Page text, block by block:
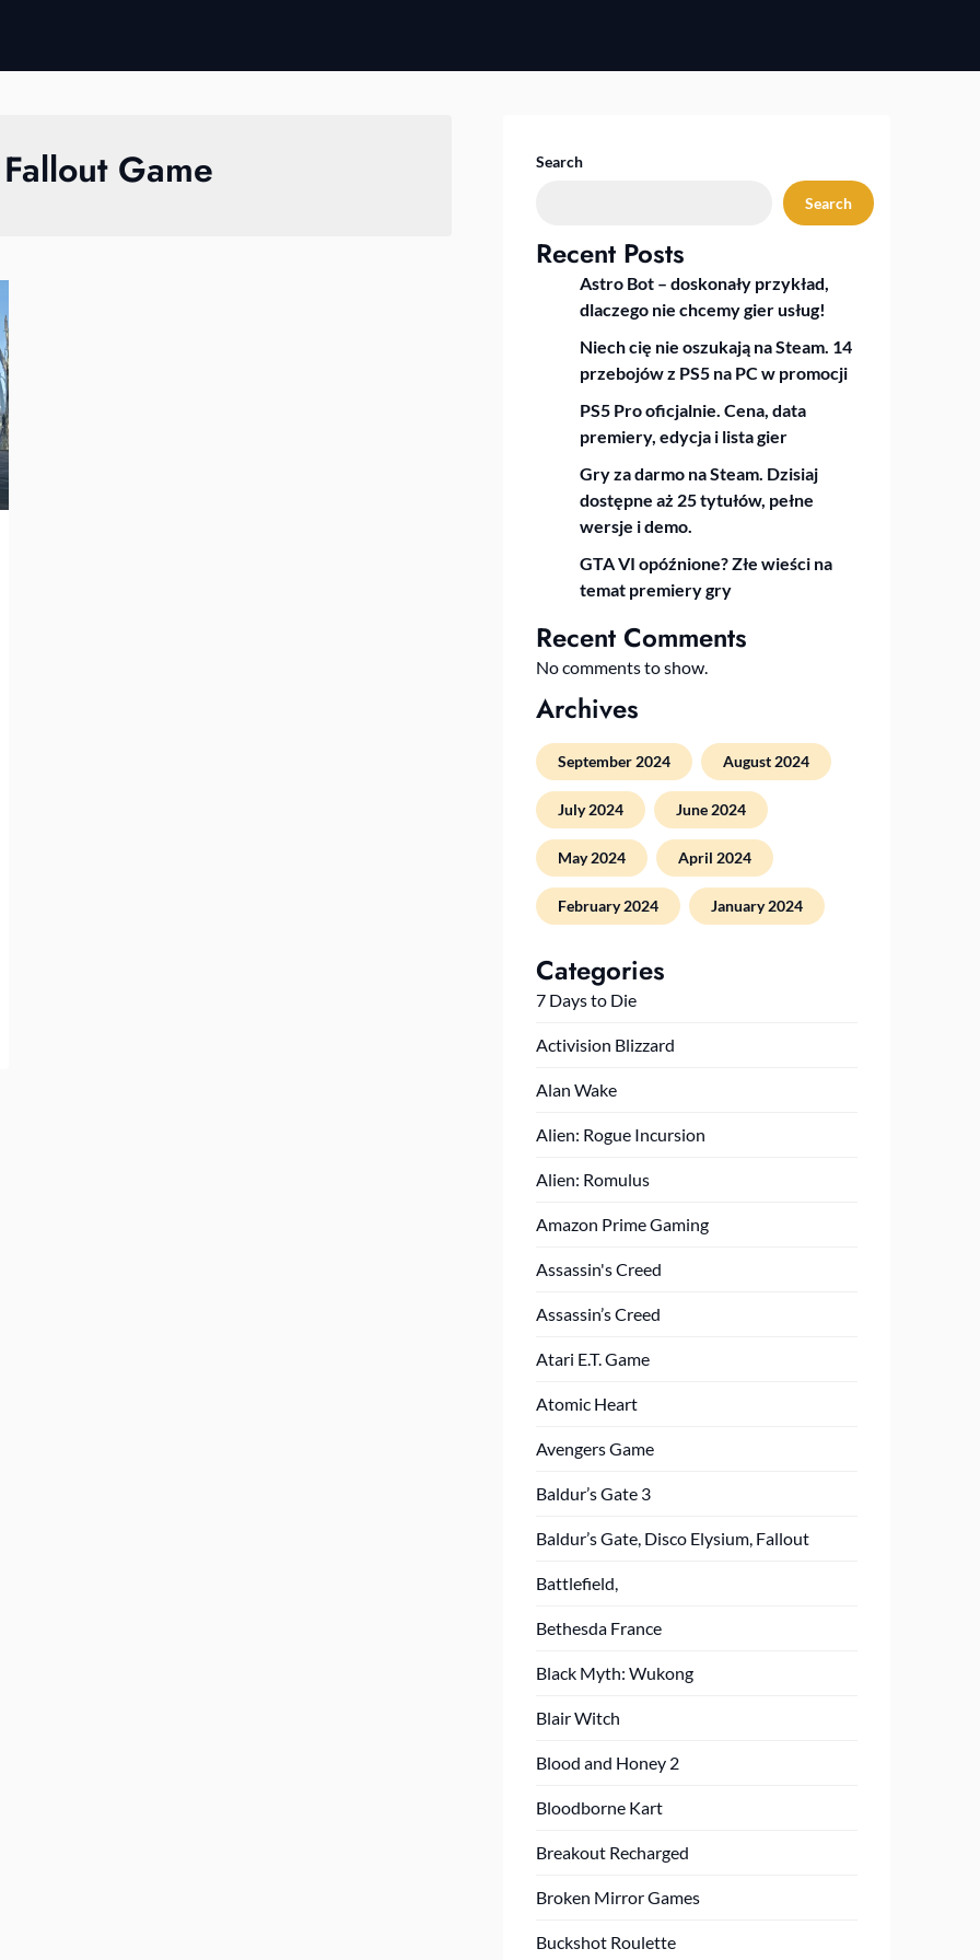
Fallout Game Search
Search
Recent Posts
Astro Bot – doskonały przykład,
dlaczego nie chcemy gier usług!
Niech cię nie oszukają na Steam. 14
przebojów z PS5 na PC w promocji
PS5 Pro oficjalnie. Cena, data
premiery, edycja i lista gier
Gry za darmo na Steam. Dzisiaj
dostępne aż 25 tytułów, pełne
wersje i demo.
GTA VI opóźnione? Złe wieści na
temat premiery gry
Recent Comments
No comments to show.
Archives
September 2024 August 2024
July 2024 June 2024
May 2024 April 2024
February 2024 January 2024
Categories
7 Days to Die
Activision Blizzard
Alan Wake
Alien: Rogue Incursion
Alien: Romulus
Amazon Prime Gaming
Assassin's Creed
Assassin’s Creed
Atari E.T. Game
Atomic Heart
Avengers Game
Baldur’s Gate 3
Baldur’s Gate, Disco Elysium, Fallout
Battlefield,
Bethesda France
Black Myth: Wukong
Blair Witch
Blood and Honey 2
Bloodborne Kart
Breakout Recharged
Broken Mirror Games
Buckshot Roulette